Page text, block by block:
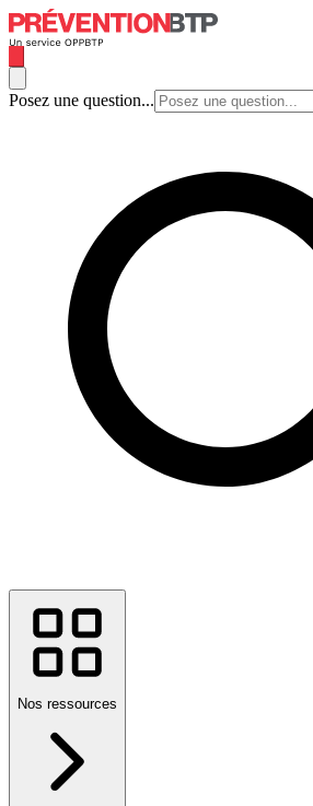
Posez une question...
Nos ressources